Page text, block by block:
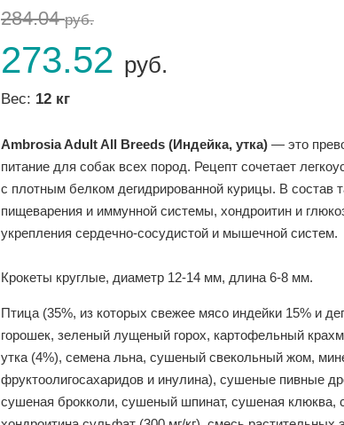
284.04руб.
273.52 руб.
Вес: 12 кг
Ambrosia Adult All Breeds (Индейка, утка) — это
питание для собак всех пород. Рецепт сочетает
с плотным белком дегидрированной курицы. В состав
пищеварения и иммунной системы, хондроитин и
укрепления сердечно-сосудистой и мышечной систем.
Крокеты круглые, диаметр 12-14 мм, длина 6-8 мм.
Птица (35%, из которых свежее мясо индейки 15% и
горошек, зеленый лущеный горох, картофельный
утка (4%), семена льна, сушеный свекольный жом,
фруктоолигосахаридов и инулина), сушеные пивные
сушеная брокколи, сушеный шпинат, сушеная клюква,